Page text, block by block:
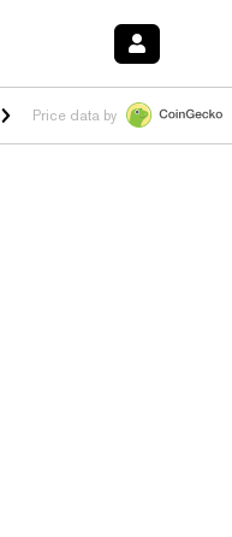
$1.033 3.00%HYPE $56.19
Price data by